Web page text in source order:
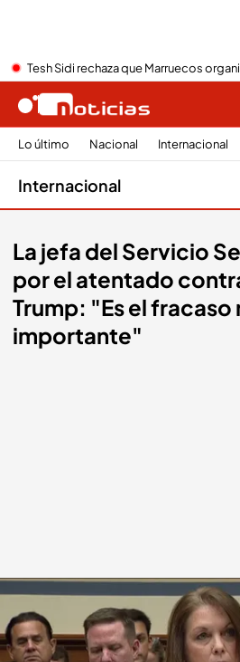
Tesh Sidi rechaza que Marruecos
Lo último Nacional Internacional
Internacional
La jefa del Servicio
por el atentado
Trump: "Es el fracaso
importante"
Así ha sido la declaración de Kimberly Cheatle
Redacción digital Noticias Cuatro
22 JUL 2024 - 20:50h.